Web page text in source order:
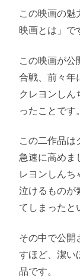
この映画の魅
映画とは」で
この映画が公
合戦、前々年
クレヨンしん
ったことです。
この二作品は
急速に高めま
レヨンしんち
泣けるものが
てしまったと
その中で公開
すほど、潔い
品です。